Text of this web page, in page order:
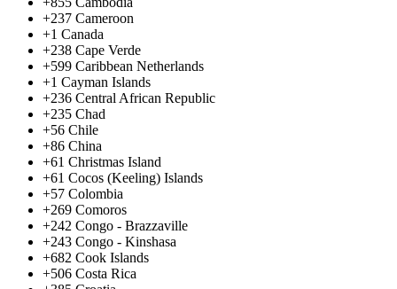
+237 Cameroon
+1 Canada
+238 Cape Verde
+599 Caribbean Netherlands
+1 Cayman Islands
+236 Central African Republic
+235 Chad
+56 Chile
+86 China
+61 Christmas Island
+61 Cocos (Keeling) Islands
+57 Colombia
+269 Comoros
+242 Congo - Brazzaville
+243 Congo - Kinshasa
+682 Cook Islands
+506 Costa Rica